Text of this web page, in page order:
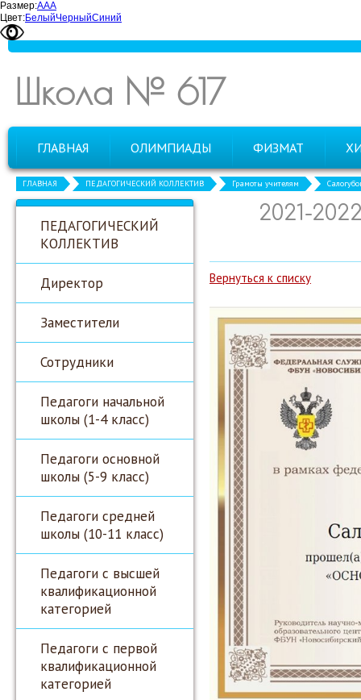
Размер:ААА
Цвет:БелыйЧерныйСиний
Школа № 617
ГЛАВНАЯ ОЛИМПИАДЫ ФИЗМАТ
ГЛАВНАЯ ПЕДАГОГИЧЕСКИЙ КОЛЛЕКТИВ Грамоты учителям
ПЕДАГОГИЧЕСКИЙ
КОЛЛЕКТИВ
Директор
Заместители
Сотрудники
Педагоги начальной
школы (1-4 класс)
Педагоги основной
школы (5-9 класс)
Педагоги средней
школы (10-11 класс)
Педагоги с высшей
квалификационной
категорией
Педагоги с первой
квалификационной
категорией
2021-
Вернуться к списку